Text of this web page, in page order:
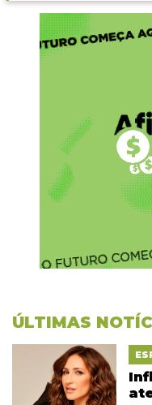
ÚLTIMAS